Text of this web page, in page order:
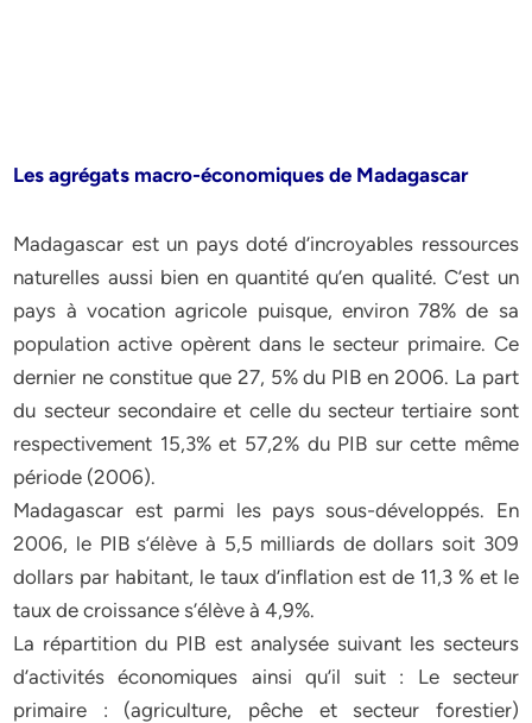
Les agrégats macro-économiques de Madagascar
Madagascar est un pays doté d’incroyables ressources
naturelles aussi bien en quantité qu’en qualité. C’est un
pays à vocation agricole puisque, environ 78% de sa
population active opèrent dans le secteur primaire. Ce
dernier ne constitue que 27, 5% du PIB en 2006. La part
du secteur secondaire et celle du secteur tertiaire sont
respectivement 15,3% et 57,2% du PIB sur cette même
période (2006).
Madagascar est parmi les pays sous-développés. En
2006, le PIB s’élève à 5,5 milliards de dollars soit 309
dollars par habitant, le taux d’inflation est de 11,3 % et le
taux de croissance s’élève à 4,9%.
La répartition du PIB est analysée suivant les secteurs
d’activités économiques ainsi qu’il suit : Le secteur
primaire : (agriculture, pêche et secteur forestier)